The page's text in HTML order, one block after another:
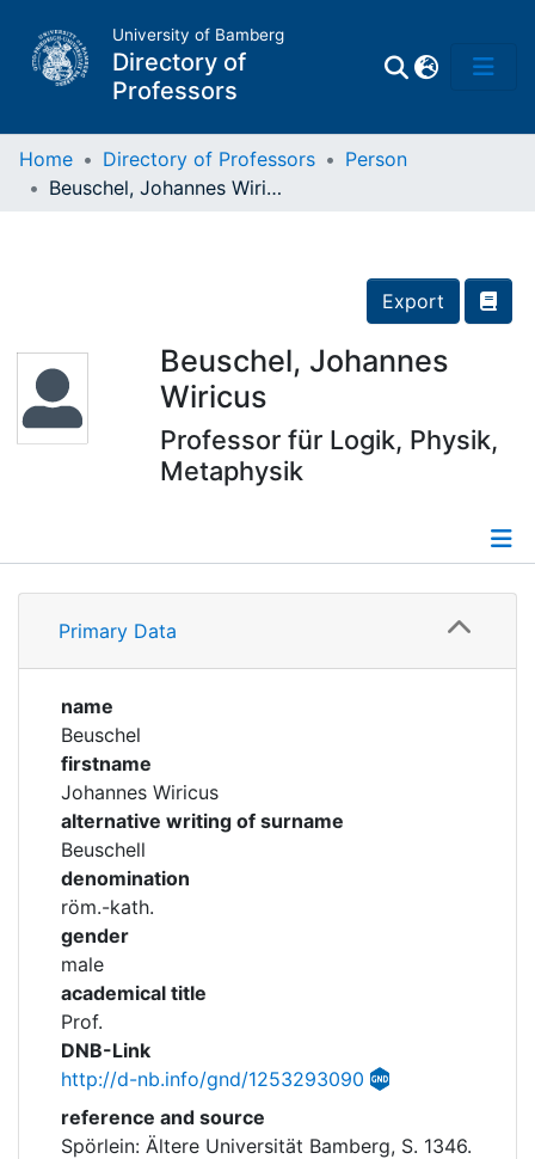
University of Bamberg
Directory of
Professors
Places
Historic matricle
registry
Home Directory of Professors
Person
Beuschel, Johannes Wiricus
Export
Beuschel, Johannes
Wiricus
Professor für Logik, Physik,
Metaphysik
Profile
Primary Data
name
Beuschel
firstname
Johannes Wiricus
alternative writing of surname
Beuschell
denomination
röm.-kath.
gender
male
academical title
Prof.
DNB-Link
http://d-nb.info/gnd/1253293090
reference and source
Spörlein: Ältere Universität Bamberg, S. 1346.